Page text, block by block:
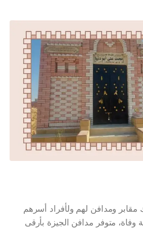
مقابر ومدافن لهم ولأفراد أسرهم
متوفر مدافن الجيزة بأرقى